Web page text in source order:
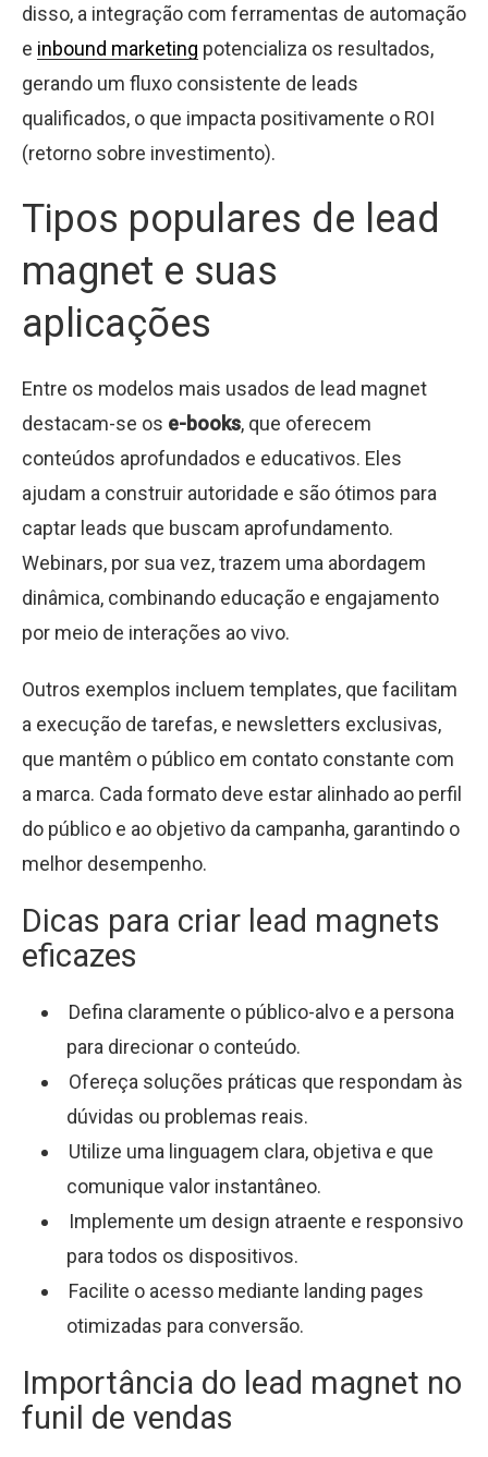
disso, a integração com ferramentas de automação
e inbound marketing potencializa os resultados,
gerando um fluxo consistente de leads
qualificados, o que impacta positivamente o ROI
(retorno sobre investimento).
Tipos populares de lead
magnet e suas
aplicações
Entre os modelos mais usados de lead magnet
destacam-se os e-books, que oferecem
conteúdos aprofundados e educativos. Eles
ajudam a construir autoridade e são ótimos para
captar leads que buscam aprofundamento.
Webinars, por sua vez, trazem uma abordagem
dinâmica, combinando educação e engajamento
por meio de interações ao vivo.
Outros exemplos incluem templates, que facilitam
a execução de tarefas, e newsletters exclusivas,
que mantêm o público em contato constante com
a marca. Cada formato deve estar alinhado ao perfil
do público e ao objetivo da campanha, garantindo o
melhor desempenho.
Dicas para criar lead magnets
eficazes
Defina claramente o público-alvo e a persona
para direcionar o conteúdo.
Ofereça soluções práticas que respondam às
dúvidas ou problemas reais.
Utilize uma linguagem clara, objetiva e que
comunique valor instantâneo.
Implemente um design atraente e responsivo
para todos os dispositivos.
Facilite o acesso mediante landing pages
otimizadas para conversão.
Importância do lead magnet no
funil de vendas